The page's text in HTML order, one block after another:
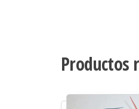
Productos